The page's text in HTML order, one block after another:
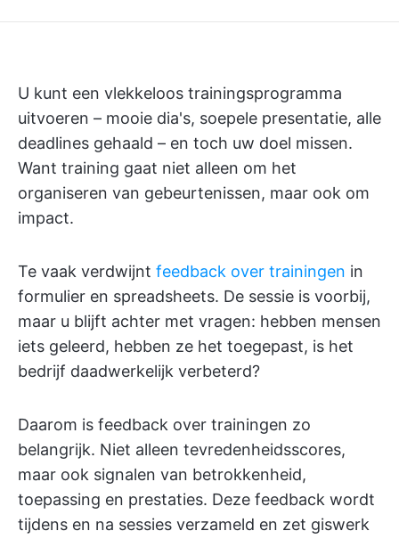
U kunt een vlekkeloos trainingsprogramma
uitvoeren – mooie dia's, soepele presentatie, alle
deadlines gehaald – en toch uw doel missen.
Want training gaat niet alleen om het
organiseren van gebeurtenissen, maar ook om
impact.
Te vaak verdwijnt feedback over trainingen in
formulier en spreadsheets. De sessie is voorbij,
maar u blijft achter met vragen: hebben mensen
iets geleerd, hebben ze het toegepast, is het
bedrijf daadwerkelijk verbeterd?
Daarom is feedback over trainingen zo
belangrijk. Niet alleen tevredenheidsscores,
maar ook signalen van betrokkenheid,
toepassing en prestaties. Deze feedback wordt
tijdens en na sessies verzameld en zet giswerk